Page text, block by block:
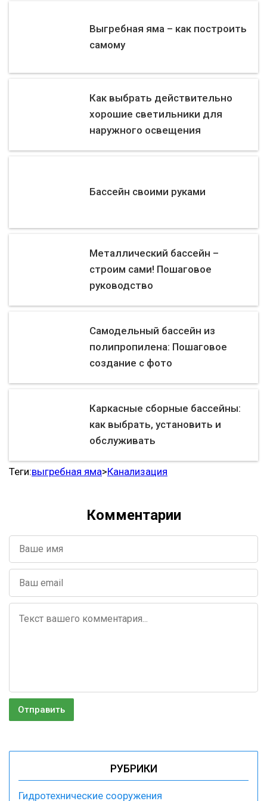
РУБРИКИ
Гидротехнические сооружения
Выгребная яма – как построить
самому
Как выбрать действительно
хорошие светильники для
наружного освещения
Бассейн своими руками
Металлический бассейн –
строим сами! Пошаговое
руководство
Самодельный бассейн из
полипропилена: Пошаговое
создание с фото
Каркасные сборные бассейны:
как выбрать, установить и
обслуживать
Теги:выгребная яма>Канализация
Комментарии